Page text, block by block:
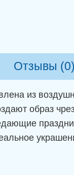
Отзывы (0)
из
образ